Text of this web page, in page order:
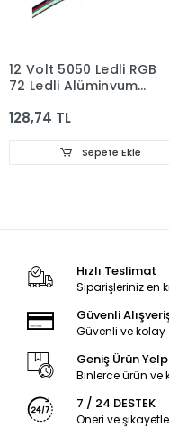
12 Volt 5050 Ledli RGB
72 Ledli Alüminyum
128,74 TL
Sepete Ekle
Hızlı Teslimat
Siparişleriniz en
Güvenli
Güvenli ve
Geniş Ürün
Binlerce ürün
7 / 24 DESTEK
Öneri ve